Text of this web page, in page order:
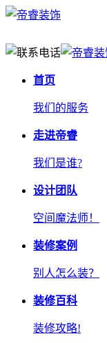
首页
我们的服务
走进帝睿
我们是谁?
设计团队
空间魔法师！
装修案例
别人怎么装？
装修百科
装修攻略!